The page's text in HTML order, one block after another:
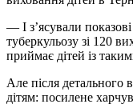
— І з’ясували
туберкульозу зі 120
приймає дітей із
Але після детального
дітям: посилене